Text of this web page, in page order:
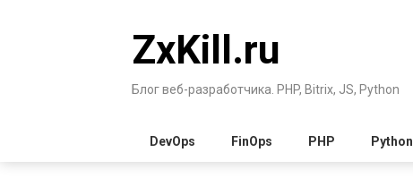
ZxKill.ru
Блог веб-разработчика. PHP, Bitrix, JS, Python
DevOps FinOps PHP Python